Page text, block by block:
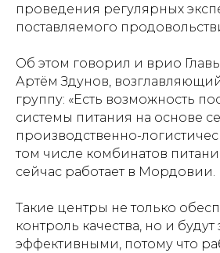
проведения регулярных
поставляемого
Об этом говорил и врио
Артём Здунов,
группу: «Есть возможность
системы питания на основе
производственно-
том числе комбинатов
сейчас работает в Мордовии.
Такие центры не только
контроль качества, но и
эффективными, потому что